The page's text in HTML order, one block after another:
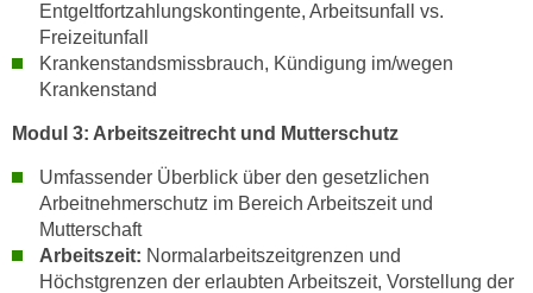
Entgeltfortzahlungskontingente, Arbeitsunfall vs.
Freizeitunfall
Krankenstandsmissbrauch, Kündigung im/wegen
Krankenstand
Modul 3: Arbeitszeitrecht und Mutterschutz
Umfassender Überblick über den gesetzlichen
Arbeitnehmerschutz im Bereich Arbeitszeit und
Mutterschaft
Arbeitszeit: Normalarbeitszeitgrenzen und
Höchstgrenzen der erlaubten Arbeitszeit, Vorstellung der
e
v
n